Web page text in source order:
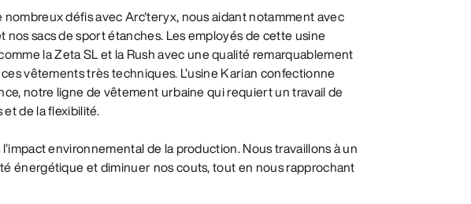
défis avec Arc'teryx, nous aidant notamment avec
sacs de sport étanches. Les employés de cette usine
la Zeta SL et la Rush avec une qualité remarquablement
vêtements très techniques. L’usine Karian confectionne
notre ligne de vêtement urbaine qui requiert un travail de
de la flexibilité.
environnemental de la production. Nous travaillons à un
énergétique et diminuer nos couts, tout en nous rapprochant